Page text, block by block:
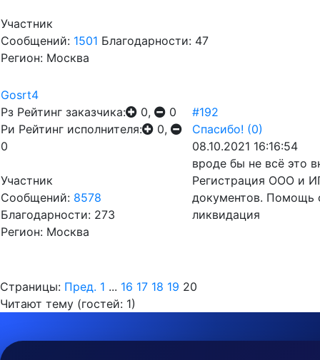
Участник
Сообщений: 1501 Благодарности: 47
Регион: Москва
Gosrt4
Рз Рейтинг заказчика: 0,
0
Ри Рейтинг исполнителя:
0,
0
Участник
Сообщений: 8578
Благодарности: 273
Регион: Москва
#192
Спасибо! (0)
08.10.2021 16:16:54
вроде бы не всё это
Регистрация ООО и
документов. Помощь
ликвидация
Страницы: Пред. 1 ... 16 17 18 19 20
Читают тему (гостей: 1)